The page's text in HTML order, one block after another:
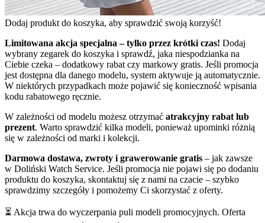
Dodaj produkt do koszyka, aby sprawdzić swoją korzyść!
Limitowana akcja specjalna – tylko przez krótki czas! Dodaj
wybrany zegarek do koszyka i sprawdź, jaka niespodzianka na
Ciebie czeka – dodatkowy rabat czy markowy gratis. Jeśli promocja
jest dostępna dla danego modelu, system aktywuje ją automatycznie.
W niektórych przypadkach może pojawić się konieczność wpisania
kodu rabatowego ręcznie.
W zależności od modelu możesz otrzymać atrakcyjny rabat lub
prezent. Warto sprawdzić kilka modeli, ponieważ upominki różnią
się w zależności od marki i kolekcji.
Darmowa dostawa, zwroty i grawerowanie gratis – jak zawsze
w Doliński Watch Service. Jeśli promocja nie pojawi się po dodaniu
produktu do koszyka, skontaktuj się z nami na czacie – szybko
sprawdzimy szczegóły i pomożemy Ci skorzystać z oferty.
⏳ Akcja trwa do wyczerpania puli modeli promocyjnych. Oferta